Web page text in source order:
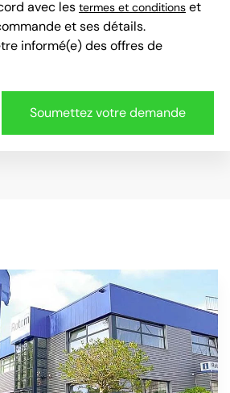
avec les termes et conditions et
et ses détails.
informé(e) des offres de